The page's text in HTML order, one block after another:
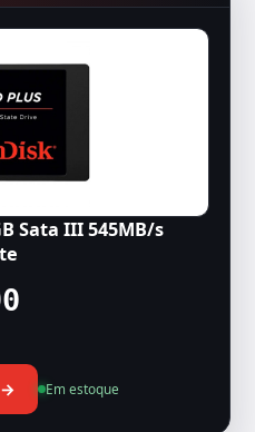
Sata III 545MB/s
Em estoque